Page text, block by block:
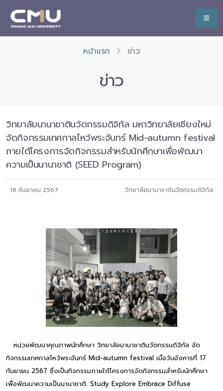
หน้าแรก ข่าว
ข่าว
วิทยาลัยนานาชาตินวัตกรรมดิจิทัล มหาวิทยาลัยเชียงใหม่
จัดกิจกรรมเทศกาลไหว้พระจันทร์ Mid-autumn festival
ภายใต้โครงการจัดกิจกรรมสำหรับนักศึกษาเพื่อพัฒนา
ความเป็นนานาชาติ (SEED Program)
18 กันยายน 2567 วิทยาลัยนานาชาตินวัตกรรมดิจิทัล
หน่วยพัฒนาคุณภาพนักศึกษา วิทยาลัยนานาชาตินวัตกรรมดิจิทัล จัด
กิจกรรมเทศกาลไหว้พระจันทร์ Mid-autumn festival เมื่อวันอังคารที่ 17
กันยายน 2567 ซึ่งเป็นกิจกรรมภายใต้โครงการจัดกิจกรรมสำหรับนักศึกษา
เพื่อพัฒนาความเป็นนานาชาติ: Study Explore Embrace Diffuse